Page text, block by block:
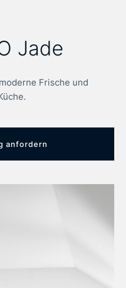
Jade
Frische und
anfordern